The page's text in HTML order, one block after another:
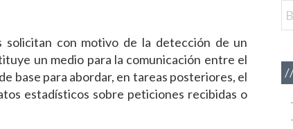
con motivo de la detección de un
un medio para la comunicación entre el
base para abordar, en tareas posteriores, el
estadísticos sobre peticiones recibidas o